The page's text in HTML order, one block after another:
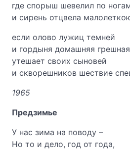
где спорыш шевелил по
и сирень отцвела
если олово лужиц темней
и гордыня домашняя грешная
утешает своих сыновей
и скворешников шествие
1965
Предзимье
У нас зима на поводу –
Но то и дело, год от года,